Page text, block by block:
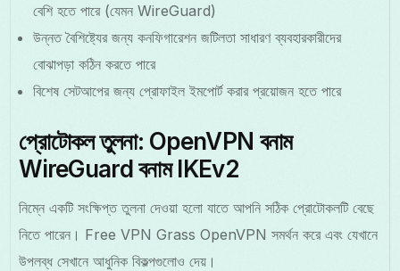
বেশি হতে পারে (যেমন WireGuard)
উন্নত বৈশিষ্ট্যের জন্য কনফিগারেশন জটিলতা সাধারণ ব্যবহারকারীদের
বোঝাপড়া কঠিন করতে পারে
বিশেষ সেটআপের জন্য প্রোফাইল ইমপোর্ট করার প্রয়োজন হতে পারে
প্রোটোকল তুলনা: OpenVPN বনাম
WireGuard বনাম IKEv2
নিম্নে একটি সংক্ষিপ্ত তুলনা দেওয়া হলো যাতে আপনি সঠিক প্রোটোকলটি বেছে
নিতে পারেন। Free VPN Grass OpenVPN সমর্থন করে এবং যেখানে
উপলব্ধ সেখানে আধুনিক বিকল্পগুলোও দেয়।